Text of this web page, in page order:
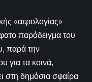
«αερολογίας»
παράδειγμα του
παρά την
για τα κοινά,
στη δημόσια σφαίρα